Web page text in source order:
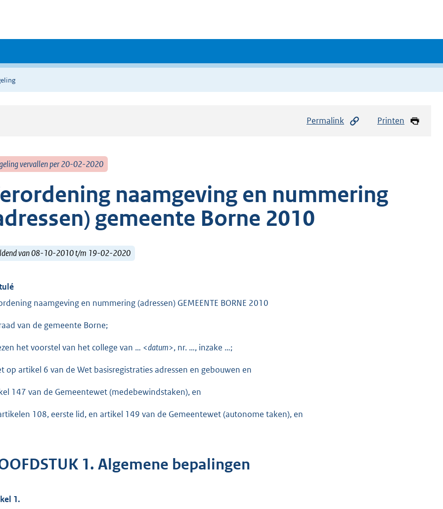
Permalink Printen
vervallen per 20-02-2020
naamgeving en nummering
gemeente Borne 2010
van 08-10-2010 t/m 19-02-2020
naamgeving en nummering (adressen) GEMEENTE BORNE 2010
van de gemeente Borne;
het voorstel van het college van … <datum>, nr. …, inzake …;
op artikel 6 van de Wet basisregistraties adressen en gebouwen en
147 van de Gemeentewet (medebewindstaken), en
108, eerste lid, en artikel 149 van de Gemeentewet (autonome taken), en
1. Algemene bepalingen
1.